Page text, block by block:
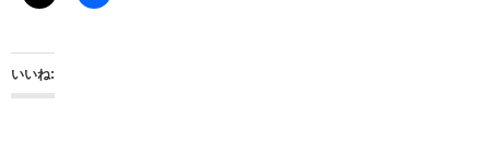
いいね: